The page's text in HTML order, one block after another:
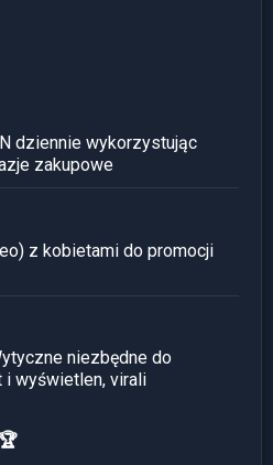
dziennie wykorzystując
zakupowe
z kobietami do promocji
niezbędne do
i wyświetlen, virali